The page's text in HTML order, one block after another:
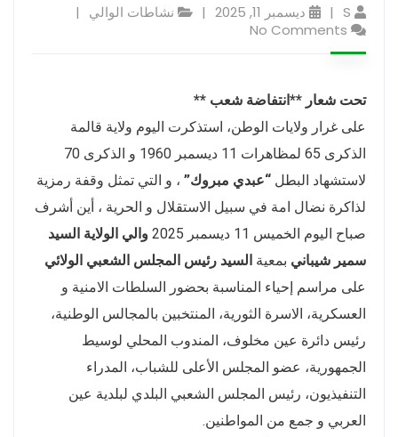
S ديسمبر 11, 2025
نشاطات الوالي
No Comments
تحت شعار **انتفاضة شعب **
على غرار ولايات الوطن، استذكرت اليوم ولاية قالمة
الذكرى 65 لمظاهرات 11 ديسمبر 1960 و الذكرى 70
لاستشهاد البطل “عبدي مبروك” ، و التي تمثل وقفة رمزية
لذاكرة نضال امة في سبيل الاستقلال و الحرية ، أين أشرف
صباح اليوم الخميس 11 ديسمبر 2025
والي الولاية السيد
سمير شيباني بمعية السيد رئيس المجلس الشعبي الولائي
على مراسم إحياء المناسبة بحضور السلطات الامنية و
العسكرية، الاسرة الثورية، المنتخبين بالمجالس الوطنية،
رئيس دائرة عين مخلوف، المندوب المحلي لوسيط
الجمهورية، عضو المجلس الأعلى للشباب، المدراء
التنفيذيون، رئيس المجلس الشعبي البلدي لبلدية عين
العربي و جمع من المواطنين.